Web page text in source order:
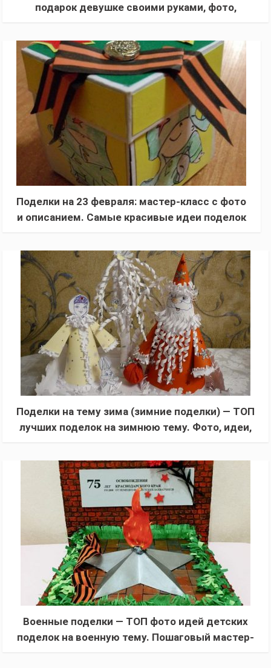
подарок девушке своими руками, фото,
описанием)
Поделки на 23 февраля: мастер-класс с фото
и описанием. Самые красивые идеи поделок
Поделки на тему зима (зимние поделки) — ТОП
лучших поделок на зимнюю тему. Фото, идеи,
Военные поделки — ТОП фото идей детских
поделок на военную тему. Пошаговый мастер-